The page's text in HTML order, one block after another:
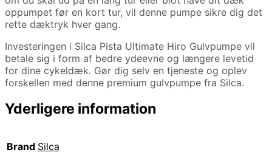
oppumpet før en kort tur, vil denne pumpe sikre dig det
rette dæktryk hver gang.
Investeringen i Silca Pista Ultimate Hiro Gulvpumpe vil
betale sig i form af bedre ydeevne og længere levetid
for dine cykeldæk. Gør dig selv en tjeneste og oplev
forskellen med denne premium gulvpumpe fra Silca.
Yderligere information
Brand Silca